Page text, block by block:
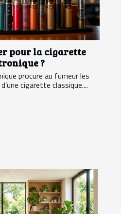
pour la cigarette
?
procure au fumeur les
cigarette classique....